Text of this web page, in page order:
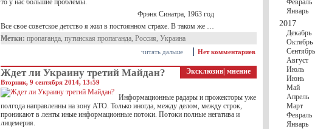
то у нас большие проблемы.
Фрэнк Синатра, 1963 год
Все свое советское детство я жил в постоянном страхе. В таком же …
Метки: пропаганда, путинская пропаганда, Россия, Украина
Нет комментариев
читать дальше
Эксклюзив мнение
Ждет ли Украину третий Майдан?
Вторник, 9 сентября 2014, 13:59
Информационные радары и прожекторы уже
полгода направленны на зону АТО. Только иногда, между делом, между строк,
проникают в ленты иные информационные потоки. Потоки полные негатива и
лицемерия.
Февраль
Январь
2017
Декабрь
Октябрь
Сентябрь
Август
Июль
Июнь
Май
Апрель
Март
Февраль
Январь